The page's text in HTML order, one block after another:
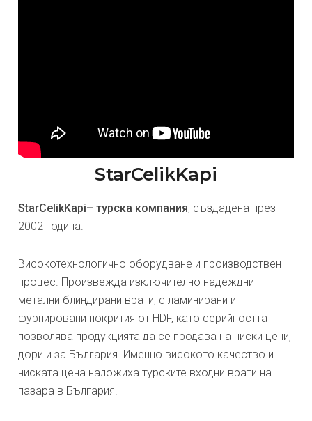
StarCelikKapi
StarCelikKapi– турска компания, създадена през
2002 година.
Високотехнологично оборудване и производствен
процес. Произвежда изключително надеждни
метални блиндирани врати, с ламинирани и
фурнировани покрития от HDF, като серийността
позволява продукцията да се продава на ниски цени,
дори и за България. Именно високото качество и
ниската цена наложиха турските входни врати на
пазара в България.